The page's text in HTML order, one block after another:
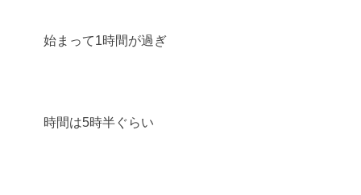
始まって1時間が過ぎ
時間は5時半ぐらい